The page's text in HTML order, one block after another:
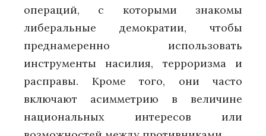
операций, с которыми знакомы
либеральные демократии, чтобы
преднамеренно использовать
инструменты насилия, терроризма и
расправы. Кроме того, они часто
включают асимметрию в величине
национальных интересов или